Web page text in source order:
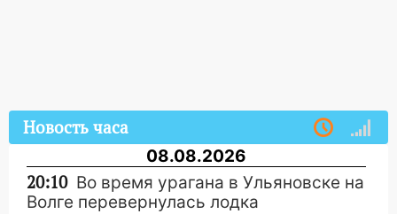
Новость часа
08.08.2026
20:10 Во время урагана в Ульяновске на
Волге перевернулась лодка